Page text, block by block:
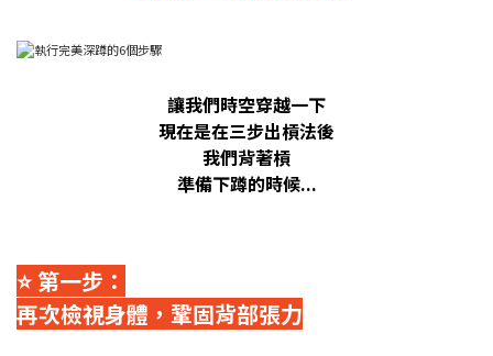
讓我們時空穿越一下
現在是在三步出槓法後
我們背著槓
準備下蹲的時候...
⭐️ 第一步：
再次檢視身體，鞏固背部張力